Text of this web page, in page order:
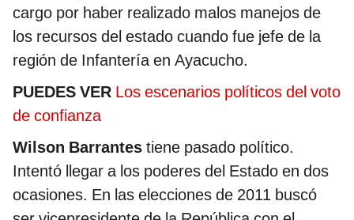
cargo por haber realizado malos manejos de
los recursos del estado cuando fue jefe de la
región de Infantería en Ayacucho.
PUEDES VER Los escenarios políticos del voto
de confianza
Wilson Barrantes tiene pasado político.
Intentó llegar a los poderes del Estado en dos
ocasiones. En las elecciones de 2011 buscó